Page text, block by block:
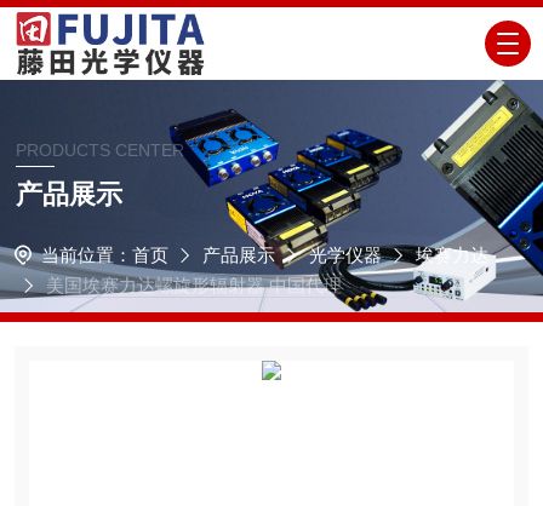
PRODUCTS CENTER
产品展示
当前位置： 首页 产品展示 光学仪器
埃赛力达
美国埃赛力达螺旋形辐射器 中国代理